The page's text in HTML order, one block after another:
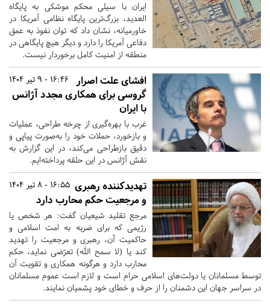
ایران با سیلی محکم موشکی به پایگاه
العدید، بزرگ‌ترین پایگاه نظامی آمریکا در
خاورمیانه، نشان داد که توان نفوذ به عمق
دفاعی آمریکا را دارد و دیگر هیچ پایگاهی در
منطقه از امنیت کامل برخوردار نیست.
16:46 - 9 تیر 1404
افشای علت اصرار
گروسی برای همکاری مجدد آژانس
با ایران
غرب با بهره‌گیری از چرخه طراحی، عملیات
و بازخورد، حملات خود را به‌صورت پیاپی و
دقیق بازطراحی می‌کند، در این گزارش به
نقش آژانس در این حلقه پرداخته‌ایم.
16:55 - 8 تیر 1404 تهدیدکننده رهبری
و مرجعیت حکم محارب دارد
مرجع تقلید شیعیان گفت: هر شخص یا
رژیمی که برای ضربه به امت اسلامی و
حاکمیت آن، رهبری و مرجعیت را تهدید
کند یا (لا سمح الله) تعرّضی نماید، حکم
محارب دارد و هرگونه همکاری و تقویت آن
توسط مسلمانان یا دولت‌های اسلامی حرام است و لازم است عموم مسلمانان
در سراسر جهان این دشمنان را از حرف و خطای خود پشمیان نمایند.